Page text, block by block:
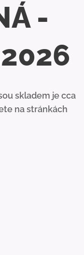
-
skladem je cca
na stránkách